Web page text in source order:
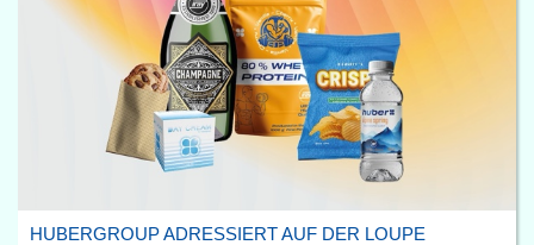
HUBERGROUP ADRESSIERT AUF DER LOUPE